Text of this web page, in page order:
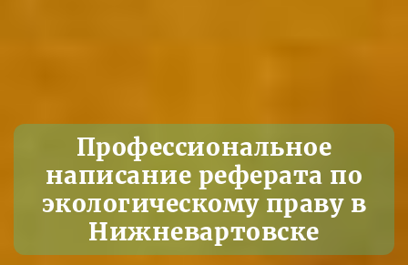
Профессиональное
написание реферата по
экологическому праву в
Нижневартовске